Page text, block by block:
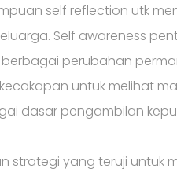
self reflection utk
Self awareness
perubahan
untuk melihat
dasar pengambilan
strategi yang teruji untuk